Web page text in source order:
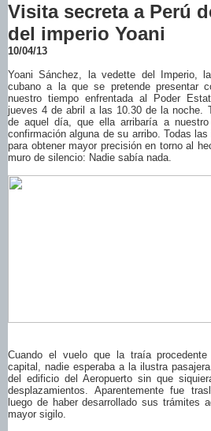
Visita secreta a Perú
del imperio Yoani
10/04/13
Yoani Sánchez, la vedette del Imperio,
cubano a la que se pretende presentar
nuestro tiempo enfrentada al Poder
jueves 4 de abril a las 10.30 de la noche.
de aquel día, que ella arribaría a
confirmación alguna de su arribo. Todas
para obtener mayor precisión en torno al
muro de silencio: Nadie sabía nada.
Cuando el vuelo que la traía
capital, nadie esperaba a la ilustra
del edificio del Aeropuerto sin que
desplazamientos. Aparentemente fue
luego de haber desarrollado sus trámites
mayor sigilo.